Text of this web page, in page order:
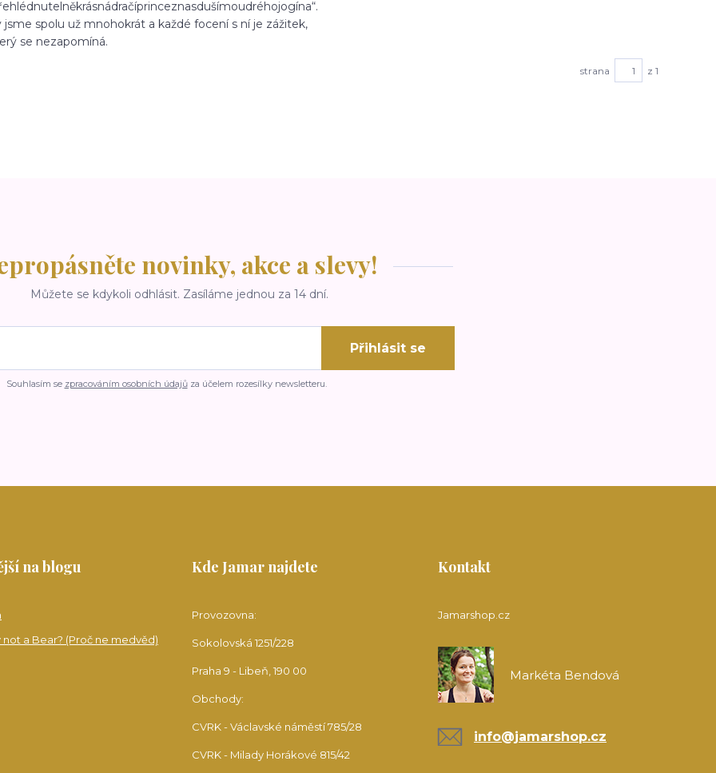
jsme spolu už mnohokrát a každé focení s ní je zážitek,
se nezapomíná.
strana z 1
novinky, akce a slevy!
Můžete se kdykoli odhlásit. Zasíláme jednou za 14 dní.
Přihlásit se
Souhlasím se zpracováním osobních údajůza účelem rozesílky newsletteru.
na blogu
not a Bear? (Proč ne medvěd)
Kde Jamar najdete
Provozovna:
Sokolovská 1251/228
Praha 9 - Libeň, 190 00
Obchody:
CVRK - Václavské náměstí 785/28
CVRK - Milady Horákové 815/42
Kontakt
Jamarshop.cz
Markéta Bendová
info@jamarshop.cz